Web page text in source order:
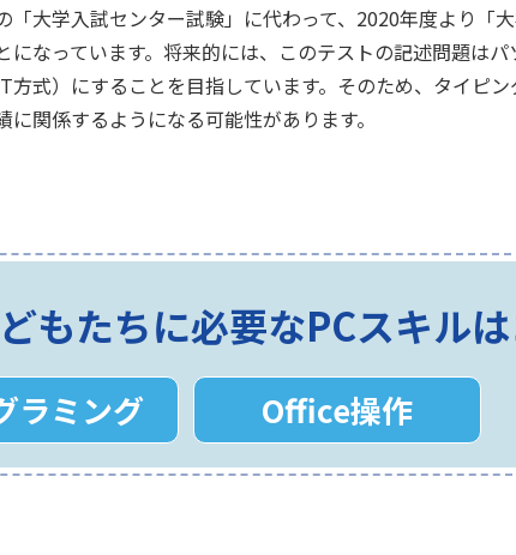
「大学入試センター試験」に代わって、2020年度より「
になっています。将来的には、このテストの記述問題は
方式）にすることを目指しています。そのため、タイピ
に関係するようになる可能性があります。
もたちに必要なPCスキルは
ラミング Office操作